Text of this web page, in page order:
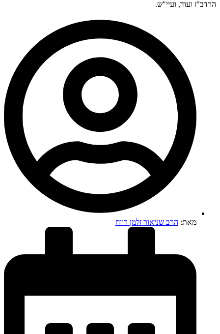
הרדב"ז ועוד, ועיי"ש.
מאת: הרב שניאור זלמן רווח